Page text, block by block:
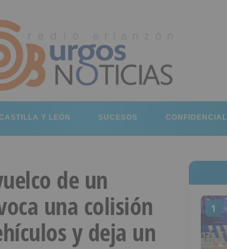
Y LEÓN SUCESOS CONFIDENCIAL
de un
una colisión
y deja un
1